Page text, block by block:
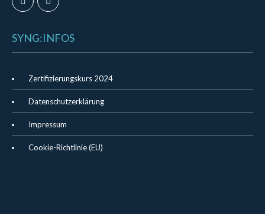
SYNG:INFOS
Zertifizierungskurs 2024
Datenschutzerklärung
Impressum
Cookie-Richtlinie (EU)